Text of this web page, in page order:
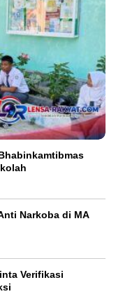
Narkoba di MA
Verifikasi